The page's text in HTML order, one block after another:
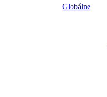
Globálne